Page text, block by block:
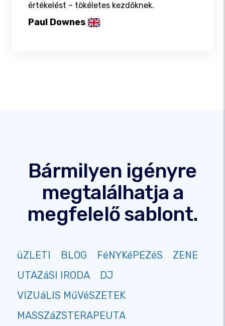
értékelést – tökéletes kezdőknek.
Paul Downes
Bármilyen igényre
megtalálhatja a
megfelelő sablont.
üZLETI BLOG FéNYKéPEZéS
ZENE
UTAZáSI IRODA
DJ
VIZUáLIS MűVéSZETEK
MASSZáZSTERAPEUTA